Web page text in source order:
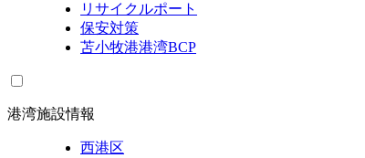
リサイクルポート
保安対策
苫小牧港港湾BCP
港湾施設情報
西港区